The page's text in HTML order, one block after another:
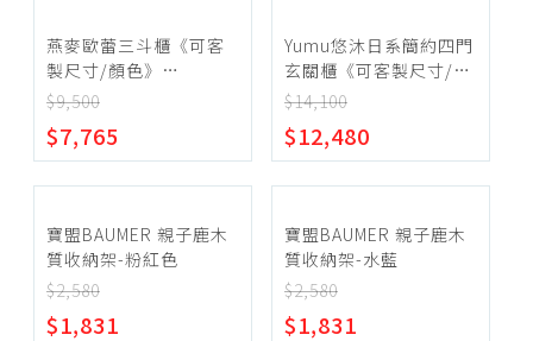
燕麥歐蕾三斗櫃《可客
製尺寸/顏色》
【myhome8居家無限】
$9,500
$7,765
Yumu悠沐日系簡約四門
玄關櫃《可客製尺寸/顏
色》【myhome8居家無
$14,100
$12,480
寶盟BAUMER 親子鹿木
質收納架-粉紅色
$2,580
$1,831
寶盟BAUMER 親子鹿木
質收納架-水藍
$2,580
$1,831